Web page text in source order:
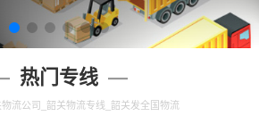
热门专线
流公司_韶关物流专线_韶关发全国物流